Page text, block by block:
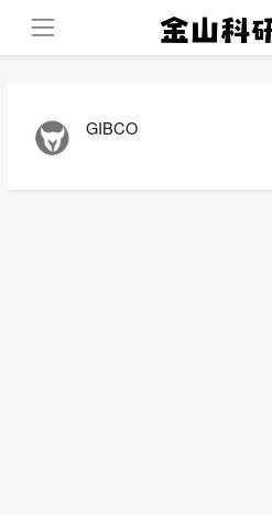
GIBCO